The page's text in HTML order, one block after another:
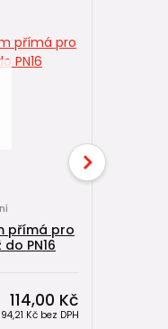
přímá pro
PN16
114,00 Kč
94,21 Kč bez DPH